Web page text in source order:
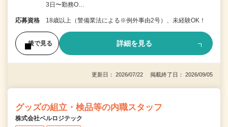
3日〜勤務O…
応募資格 18歳以上（警備業法による※例外事由2号）、未経験OK！
後で見る 詳細を見る
更新日： 2026/07/22 掲載終了日： 2026/09/05
グッズの組立・検品等の内職スタッフ
株式会社ベルロジテック